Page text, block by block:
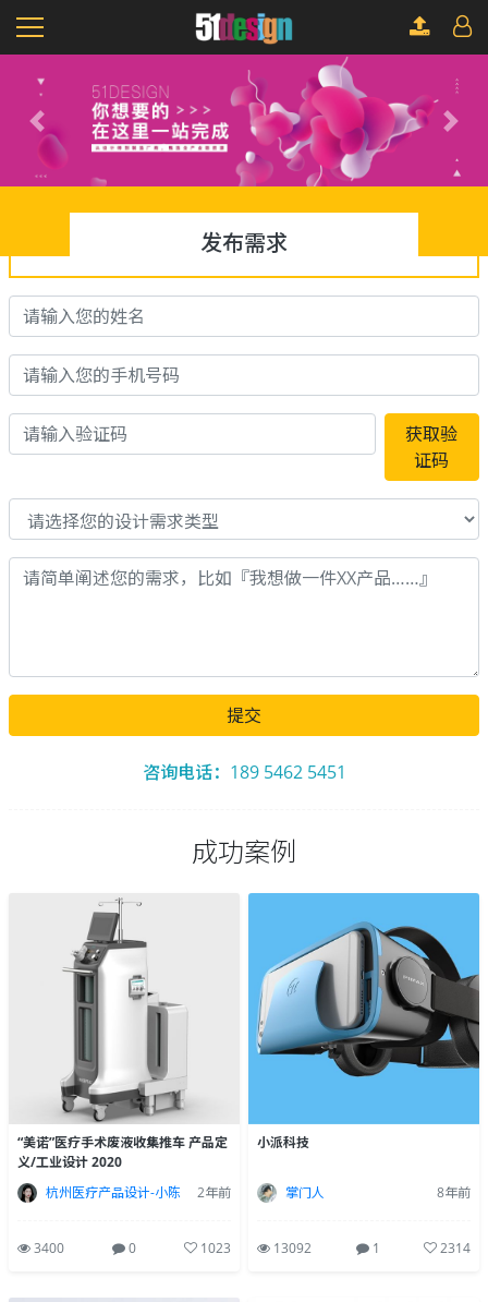
Previous Next
发布需求
获取验
证码
提交
咨询电话：189 5462 5451
成功案例
“美诺”医疗手术废液收集推车 产品定
义/工业设计 2020
杭州医疗产品设计-小陈
2年前
3400 0 1023
小派科技
掌门人 8年前
13092 1 2314